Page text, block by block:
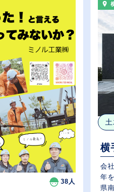
38人
横
会社の特徴 大
年
県